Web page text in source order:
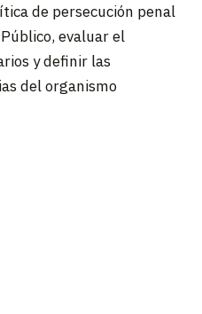
de persecución penal
evaluar el
y definir las
del organismo